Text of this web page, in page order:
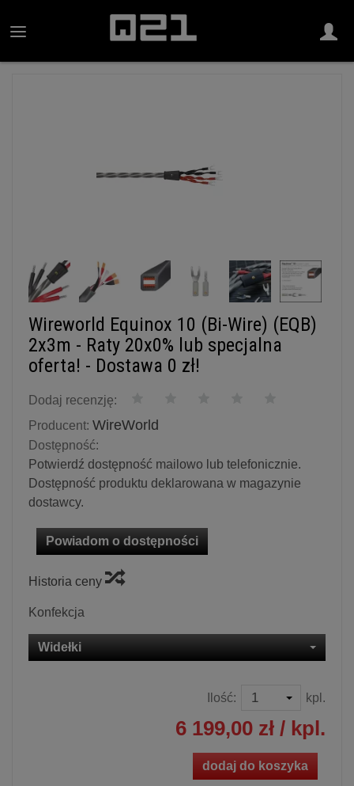
Wireworld Equinox 10 (Bi-Wire) (EQB)
2x3m - Raty 20x0% lub specjalna
oferta! - Dostawa 0 zł!
Dodaj recenzję:
Producent: WireWorld
Dostępność:
Potwierdź dostępność mailowo lub telefonicznie.
Dostępność produktu deklarowana w magazynie
dostawcy.
Powiadom o dostępności
Historia ceny
Konfekcja
Widełki
Ilość: kpl.
6 199,00 zł / kpl.
dodaj do koszyka